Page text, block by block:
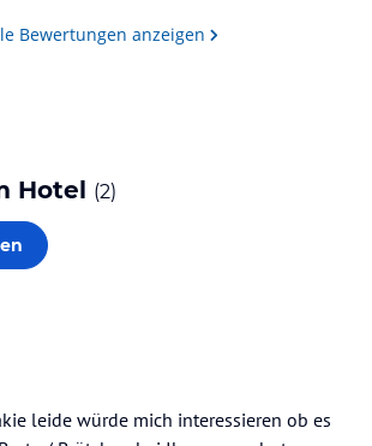
Bewertungen anzeigen
Hotel (2)
leide würde mich interessieren ob es